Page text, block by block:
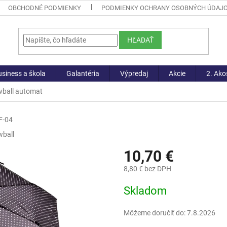
OBCHODNÉ PODMIENKY PODMIENKY OCHRANY OSOBNÝCH
HĽADAŤ
a škola Galantéria Výpredaj Akcie 2.
automat
04
10,70 €
8,80 € bez DPH
cena:
Skladom
Môžeme doručiť do:7.8.2026